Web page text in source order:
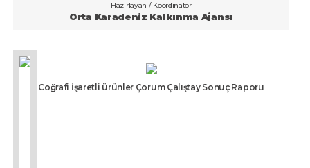
Hazırlayan / Koordinatör
Orta Karadeniz Kalkınma Ajansı
Coğrafi İşaretli ürünler Çorum Çalıştay Sonuç Raporu